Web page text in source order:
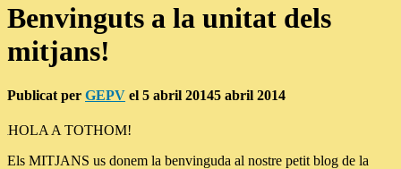
Benvinguts a la unitat dels
mitjans!
Publicat per GEPV el 5 abril 20145 abril 2014
HOLA A TOTHOM!
Els MITJANS us donem la benvinguda al nostre petit blog de la